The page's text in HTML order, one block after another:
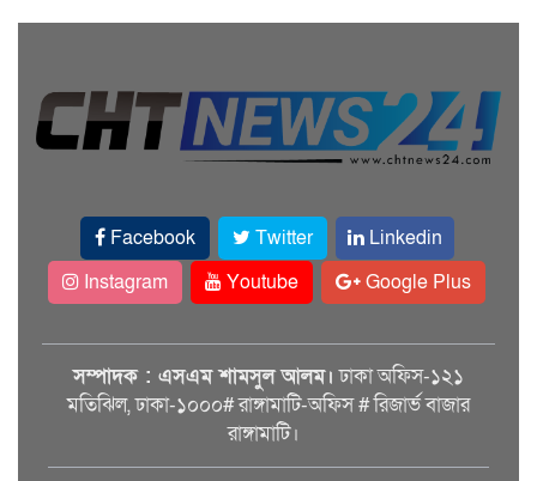
Facebook Twitter
Linkedin
Instagram
Youtube Google Plus
সম্পাদক : এসএম শামসুল আলম। ঢাকা অফিস-১২১
মতিঝিল, ঢাকা-১০০০# রাঙ্গামাটি-অফিস # রিজার্ভ বাজার
রাঙ্গামাটি।